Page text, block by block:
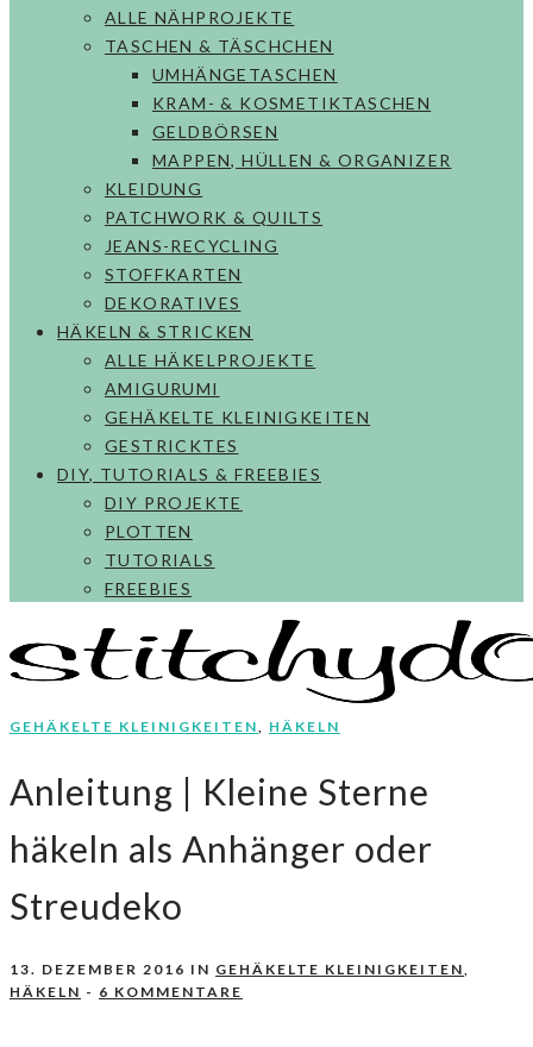
ALLE NÄHPROJEKTE
TASCHEN & TÄSCHCHEN
UMHÄNGETASCHEN
KRAM- & KOSMETIKTASCHEN
GELDBÖRSEN
MAPPEN, HÜLLEN & ORGANIZER
KLEIDUNG
PATCHWORK & QUILTS
JEANS-RECYCLING
STOFFKARTEN
DEKORATIVES
HÄKELN & STRICKEN
ALLE HÄKELPROJEKTE
AMIGURUMI
GEHÄKELTE KLEINIGKEITEN
GESTRICKTES
DIY, TUTORIALS & FREEBIES
DIY PROJEKTE
PLOTTEN
TUTORIALS
FREEBIES
GEHÄKELTE KLEINIGKEITEN, HÄKELN
Anleitung | Kleine Sterne
häkeln als Anhänger oder
Streudeko
13. DEZEMBER 2016 IN GEHÄKELTE KLEINIGKEITEN,
HÄKELN - 6 KOMMENTARE